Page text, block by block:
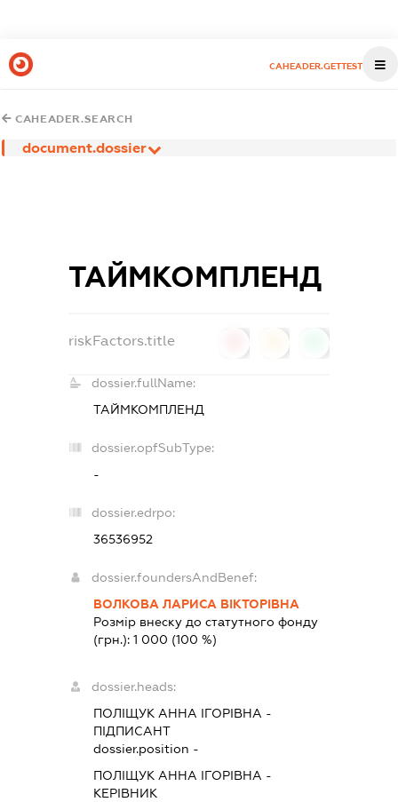
CAHEADER.GETTEST
CAHEADER.SEARCH
document.dossier
ТАЙМКОМПЛЕНД
riskFactors.title
dossier.fullName:
ТАЙМКОМПЛЕНД
dossier.opfSubType:
-
dossier.edrpo:
36536952
dossier.foundersAndBenef:
ВОЛКОВА ЛАРИСА ВІКТОРІВНА
Розмір внеску до статутного фонду
(грн.): 1 000 (100 %)
dossier.heads:
ПОЛІЩУК АННА ІГОРІВНА -
ПІДПИСАНТ
dossier.position -
ПОЛІЩУК АННА ІГОРІВНА -
КЕРІВНИК